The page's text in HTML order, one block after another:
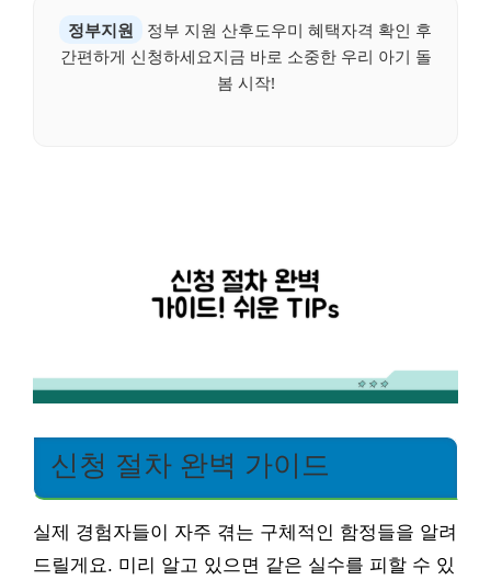
정부지원
정부 지원 산후도우미 혜택자격 확인 후
간편하게 신청하세요지금 바로 소중한 우리 아기 돌
봄 시작!
신청 절차 완벽 가이드
실제 경험자들이 자주 겪는 구체적인 함정들을 알려
드릴게요. 미리 알고 있으면 같은 실수를 피할 수 있